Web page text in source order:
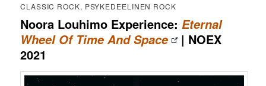
CLASSIC ROCK, PSYKEDEELINEN ROCK
Noora Louhimo Experience:Eternal
Wheel Of Time And Space
| NOEX
2021